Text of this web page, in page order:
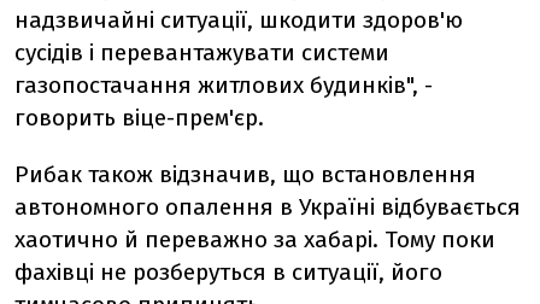
надзвичайні ситуації, шкодити здоров'ю
сусідів і перевантажувати системи
газопостачання житлових будинків", -
говорить віце-прем'єр.
Рибак також відзначив, що встановлення
автономного опалення в Україні відбувається
хаотично й переважно за хабарі. Тому поки
фахівці не розберуться в ситуації, його